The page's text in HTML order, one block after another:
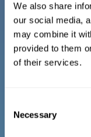
We also share
our social media,
may combine it
provided to them
of their services.
Selection
Necessary
Consiste en une
doivent être
responsable de
questions sur les
dans un état